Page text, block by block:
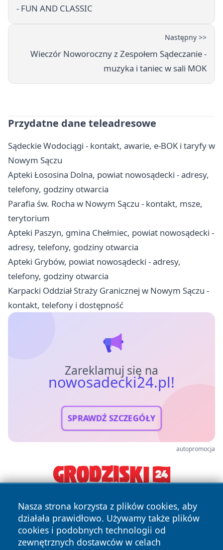
- FUN AND CLASSIC
Następny >>
Wieczór Noworoczny z Zespołem Sądeczanie -
muzyka i taniec w sali MOK
Przydatne dane teleadresowe
Sądeckie Wodociągi - kontakt, awarie, e-BOK i taryfy w
Nowym Sączu
Apteki Łososina Dolna, powiat nowosądecki - adresy,
telefony, godziny otwarcia
Parafia św. Rocha w Nowym Sączu - kontakt, msze,
terytorium
Apteki Paszyn, gmina Chełmiec, powiat nowosądecki -
adresy, telefony, godziny otwarcia
Apteki Grybów, powiat nowosądecki - adresy,
telefony, godziny otwarcia
Karpacki Oddział Straży Granicznej w Nowym Sączu -
kontakt, telefony i dostępność
Zareklamuj się na
nowosadecki24.pl!
SPRAWDŹ SZCZEGÓŁY
autopromocja
Nasza strona korzysta z plików cookies, aby
działała prawidłowo. Używamy także plików
cookies i podobnych technologii od
zewnętrznych dostawców w celach